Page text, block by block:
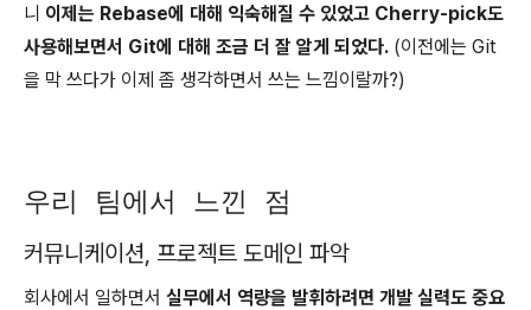
니 이제는 Rebase에 대해 익숙해질 수 있었고 Cherry-pick도
사용해보면서 Git에 대해 조금 더 잘 알게 되었다. (이전에는 Git
을 막 쓰다가 이제 좀 생각하면서 쓰는 느낌이랄까?)
우리 팀에서 느낀 점
커뮤니케이션, 프로젝트 도메인 파악
회사에서 일하면서 실무에서 역량을 발휘하려면 개발 실력도 중요